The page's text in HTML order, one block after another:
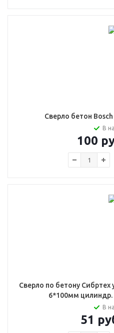
Сверло бетон
В
100
Сверло по бетону
6*100мм цилиндр.
В
51